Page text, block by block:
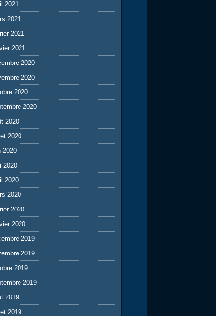
2021
2021
2021
2021
2020
2020
2020
2020
2020
2020
2020
2020
2020
2020
2020
2020
2019
2019
2019
2019
2019
2019